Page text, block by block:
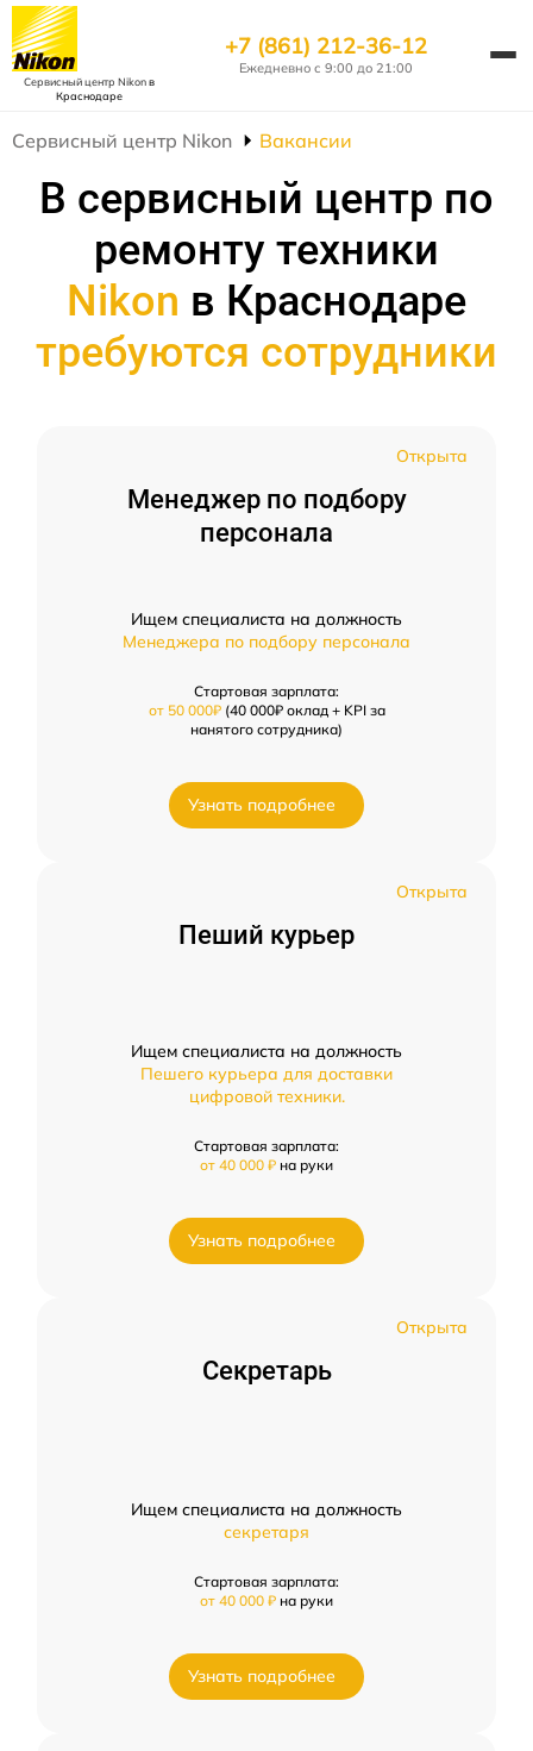
Сервисный центр Nikonв
Краснодаре
+7 (861) 212-36-12
Ежедневно с 9:00 до 21:00
Сервисный центр Nikon Вакансии
В сервисный центр по
ремонту техники
Nikon в Краснодаре
требуются сотрудники
Открыта
Менеджер по подбору
персонала
Ищем специалиста на должность
Менеджера по подбору персонала
Стартовая зарплата:
от 50 000₽(40 000₽ оклад + KPI за
нанятого сотрудника)
Узнать подробнее
Открыта
Пеший курьер
Ищем специалиста на должность
Пешего курьера для доставки
цифровой техники.
Стартовая зарплата:
от 40 000 ₽ на руки
Узнать подробнее
Открыта
Секретарь
Ищем специалиста на должность
секретаря
Стартовая зарплата:
от 40 000 ₽ на руки
Узнать подробнее